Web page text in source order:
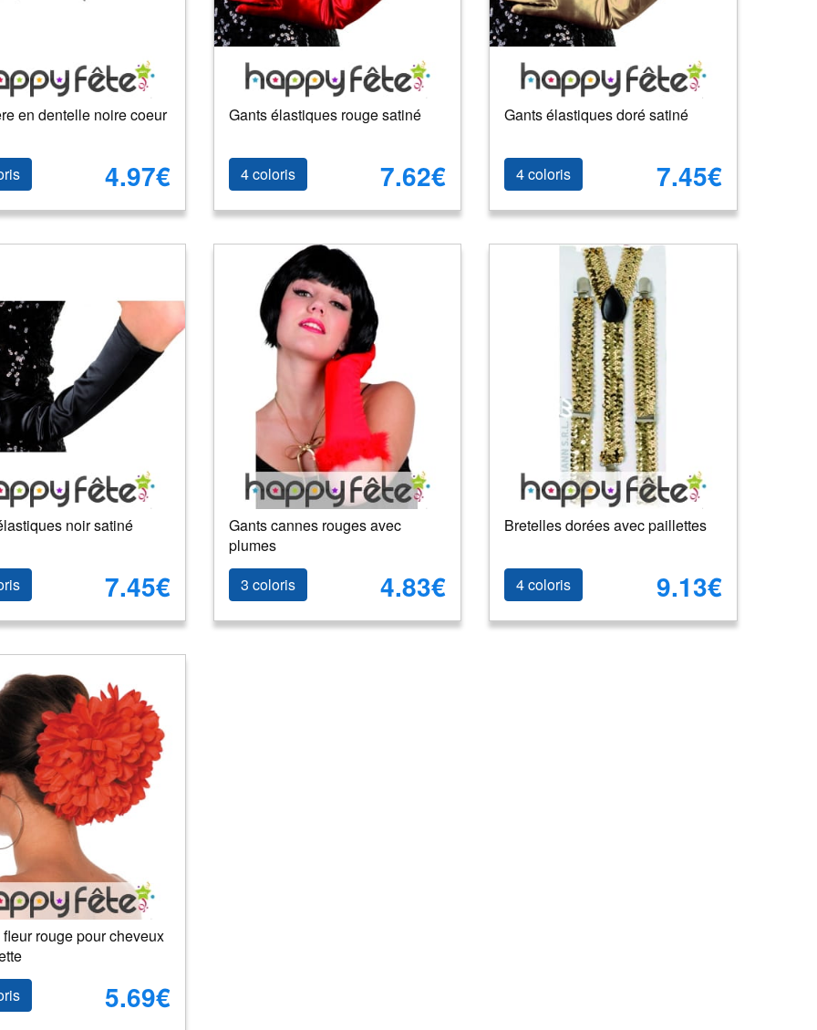
en dentelle noire coeur
4.97€
Gants élastiques rouge satiné
4 coloris 7.62€
Gants élastiques doré satiné
4 coloris 7.45€
noir satiné
7.45€
Gants cannes rouges avec
plumes
3 coloris
4.83€
Bretelles dorées avec paillettes
4 coloris 9.13€
rouge pour cheveux
5.69€